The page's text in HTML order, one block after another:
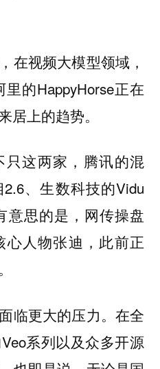
在视频大模型领域，
的HappyHorse正在
居上的趋势。
只这两家，腾讯的混
、生数科技的Vidu
意思的是，网传操盘
心人物张迪，此前正
临更大的压力。在全
系列以及众多开源